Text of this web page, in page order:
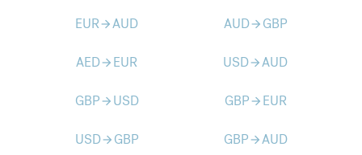
EURarrow_forwardAUD AUDarrow_forward GBP
AEDarrow_forward EUR USDarrow_forwardAUD
GBParrow_forward USD GBParrow_forward EUR
USDarrow_forward GBP GBParrow_forwardAUD